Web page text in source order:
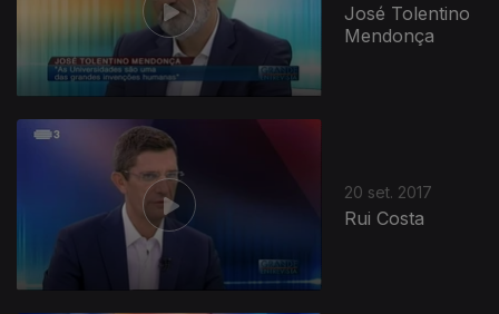
José Tolentino
Mendonça
20 set. 2017
Rui Costa